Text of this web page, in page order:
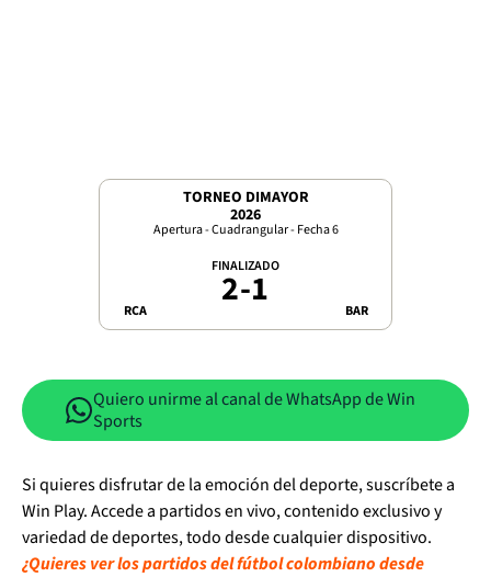
TORNEO DIMAYOR
2026
Apertura - Cuadrangular - Fecha 6
RCA
FINALIZADO
2-1 BAR
Quiero unirme al canal de WhatsApp de Win
Sports
Si quieres disfrutar de la emoción del deporte, suscríbete a
Win Play. Accede a partidos en vivo, contenido exclusivo y
variedad de deportes, todo desde cualquier dispositivo.
¿Quieres ver los partidos del fútbol colombiano desde